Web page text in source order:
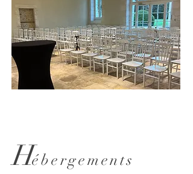
Hébergements